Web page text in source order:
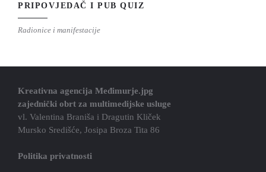
PRIPOVJEDAČ I PUB QUIZ
Radionice i manifestacije
Kreativna agencija Međimurje.jpg
zajednički obrt za multimedijske usluge
vl. Valentina Braniša i Dragutin Kliček
Mursko Središće, Josipa Broza Tita 86
Politika privatnosti